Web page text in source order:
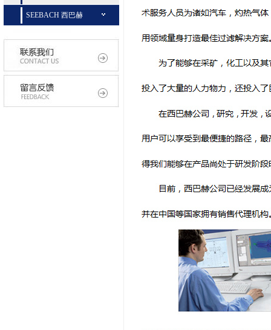
SEEBACH 西巴赫